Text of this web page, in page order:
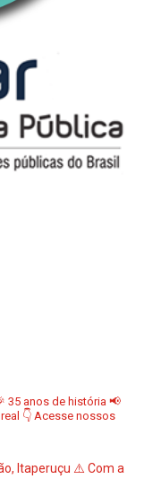
35 anos de história 📢
👇 Acesse nossos